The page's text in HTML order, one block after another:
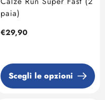
paia)
Prezzo
€29,90
Scegli le opzioni